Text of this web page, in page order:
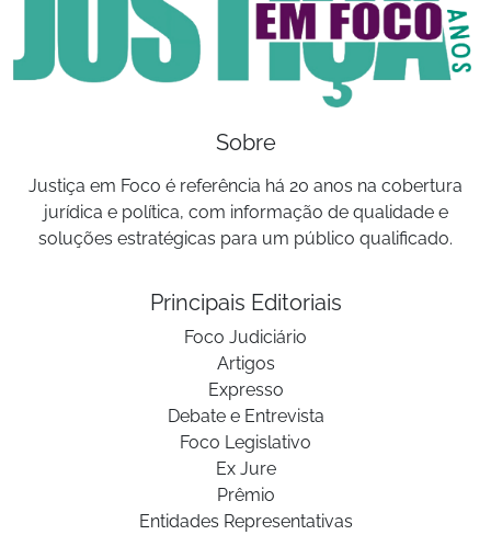
Sobre
Justiça em Foco é referência há 20 anos na cobertura
jurídica e política, com informação de qualidade e
soluções estratégicas para um público qualificado.
Principais Editoriais
Foco Judiciário
Artigos
Expresso
Debate e Entrevista
Foco Legislativo
Ex Jure
Prêmio
Entidades Representativas